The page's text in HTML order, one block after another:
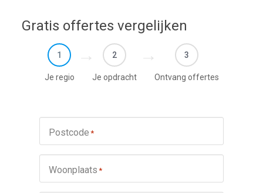
Gratis offertes vergelijken
1
Je regio
2
Je opdracht
3
Ontvang offertes
Postcode *
Woonplaats *